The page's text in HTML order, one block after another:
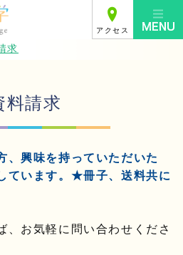
アクセス
求
料請求
、興味を持っていただいた
ています。★冊子、送料共に
、お気軽に問い合わせくださ